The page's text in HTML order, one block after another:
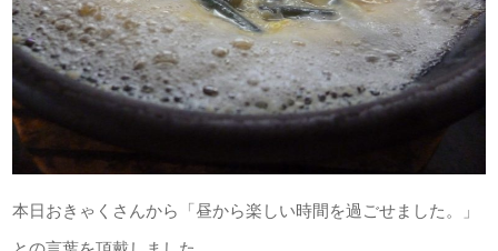
本日おきゃくさんから「昼から楽しい時間を過ごせました。」